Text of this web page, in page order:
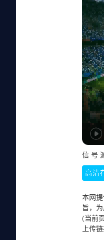
信 号
高清
本网
旨，
(当前
上传